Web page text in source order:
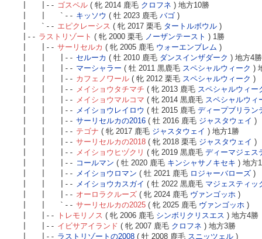
| |-- ゴスペル ( 牝 2014 鹿毛 クロフネ ) 地方10勝
| | `-- キッソウ ( 牡 2023 鹿毛 バゴ )
| `-- エピクレーシス ( 牝 2017 栗毛 タートルボウル )
|-- ラストリゾート ( 牝 2000 栗毛 ノーザンテースト ) 1勝
| |-- サーリセルカ ( 牝 2005 鹿毛 ウォーエンブレム )
| | |-- セルーカ ( 牡 2010 鹿毛 ダンスインザダーク ) 地方4勝
| | |-- マーシャラー ( 牡 2011 黒鹿毛 スペシャルウィーク )
| | |-- カフェノワール ( 牝 2012 栗毛 スペシャルウィーク )
| | |-- メイショウタチマチ ( 牝 2013 鹿毛 スペシャルウィー
| | |-- メイショウマルコマ ( 牝 2014 黒鹿毛 スペシャルウィ
| | |-- メイショウレイロウ ( 牡 2015 鹿毛 ディープブリラン
| | |-- サーリセルカの2016 ( 牡 2016 鹿毛 ジャスタウェイ )
| | |-- テゴナ ( 牝 2017 鹿毛 ジャスタウェイ ) 地方1勝
| | |-- サーリセルカの2018 ( 牝 2018 栗毛 ジャスタウェイ )
| | |-- メイショウヒヅクリ ( 牝 2019 黒鹿毛 ディーマジェス
| | |-- コールマン ( 牡 2020 鹿毛 キンシャサノキセキ ) 地方
| | |-- メイショウロマン ( 牡 2021 鹿毛 ロジャーバローズ )
| | |-- メイショウカスガイ ( 牡 2022 黒鹿毛 マジェスティッ
| | |-- オーロラクルーズ ( 牝 2024 鹿毛 ヴァンゴッホ )
| | `-- サーリセルカの2025 ( 牝 2025 鹿毛 ヴァンゴッホ )
| |--
トレモリノス ( 牝 2006 鹿毛 シンボリクリスエス ) 地方4勝
| |-- イビサアイランド ( 牝 2007 鹿毛 クロフネ ) 地方3勝
| |-- ラストリゾートの2008 ( 牡 2008 鹿毛 スニッツェル )